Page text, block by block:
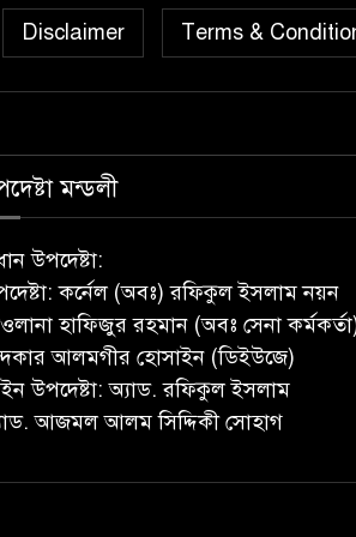
Disclaimer Terms &
মন্ডলী
উপদেষ্টা:
কর্নেল (অবঃ) রফিকুল ইসলাম নয়ন
হাফিজুর রহমান (অবঃ সেনা
আলমগীর হোসাইন (ডিইউজে)
উপদেষ্টা: অ্যাড. রফিকুল ইসলাম
আজমল আলম সিদ্দিকী সোহাগ